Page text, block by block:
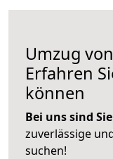
Umzug
Erfahren
können
Bei uns sind
zuverlässige
suchen!